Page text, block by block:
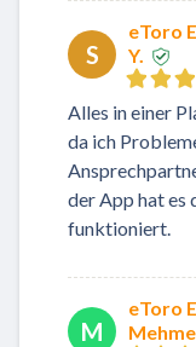
S
eToro
Y.
Alles in einer
da ich
der App hat es
funktioniert.
M
eToro